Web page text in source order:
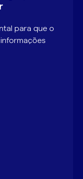
para que o